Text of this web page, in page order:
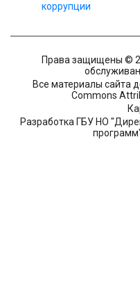
коррупции
Права защищены ©
Все материалы сайта
Commons
Разработка ГБУ НО